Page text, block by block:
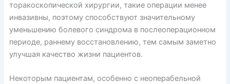
торакоскопической хирургии, такие операции менее
инвазивны, поэтому способствуют значительному
уменьшению болевого синдрома в послеоперационном
периоде, раннему восстановлению, тем самым заметно
улучшая качество жизни пациентов.
Некоторым пациентам, особенно с неоперабельной